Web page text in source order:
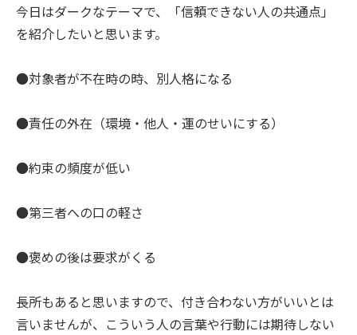
今日はダークなテーマで、「信頼できない人の共通点」
を紹介したいと思います。
●対象者が不在時の時、別人格になる
●責任の外在（環境・他人・運のせいにする）
●約束の頻度が低い
●第三者への口の軽さ
●褒めの後は要求がくる
長所もあると思いますので、付き合わない方がいいとは
言いませんが、こういう人の言葉や行動には期待しない